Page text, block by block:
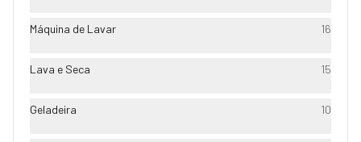
Máquina de Lavar 16
Lava e Seca 15
Geladeira 10